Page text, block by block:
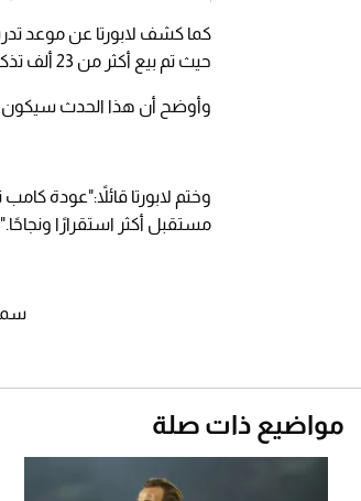
كما كشف لابورتا عن موعد
حيث تم بيع أكثر من 23 ألف تذكرة لحضور الفعالية.
وأوضح أن هذا الحدث سيكون بمثابة
وختم لابورتا قائلاً:"عودة
مستقبل أكثر استقرارًا ونجاحًا."
مواضيع ذات صلة